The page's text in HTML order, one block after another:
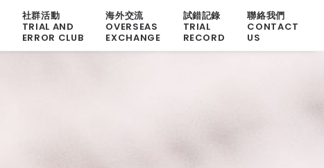
社群活動
TRIAL AND
ERROR CLUB
海外交流
OVERSEAS
EXCHANGE
試錯記錄
TRIAL
RECORD
聯絡我們
CONTACT
US